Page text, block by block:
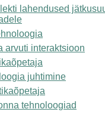
lahendused
arvuti interaktsioon
juhtimine
tehnoloogiad